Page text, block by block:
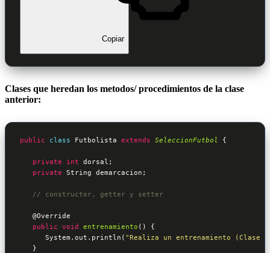
Copiar
Clases que heredan los metodos/ procedimientos de la clase
anterior:
public class Futbolista extends SeleccionFutbol {
private int dorsal;
private String demarcacion;
// constructor, getter y setter
@Override
public void entrenamiento () {
      System.out.println(
"Realiza un entrenamiento (Clase
   }